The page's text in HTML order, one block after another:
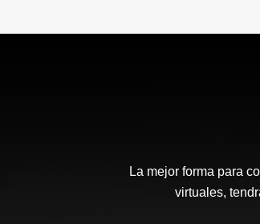
La mejor forma para
virtuales,